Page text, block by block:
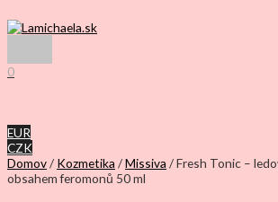
na
Menu
0
EUR
CZK
Domov/ Kozmetika /Missiva / Fresh Tonic –
obsahem feromonů 50 ml